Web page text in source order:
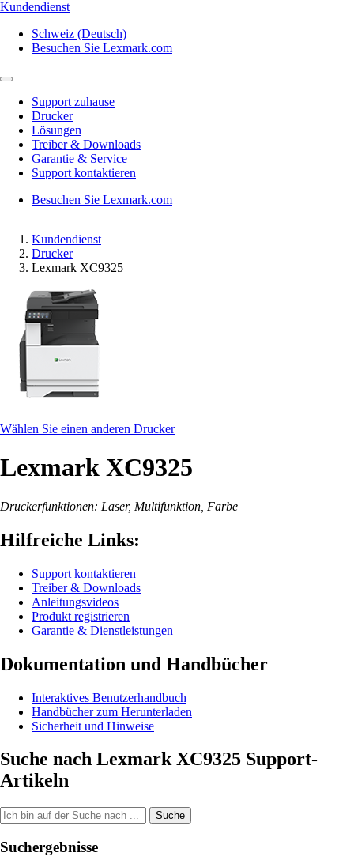
Kundendienst
Schweiz (Deutsch)
Besuchen Sie Lexmark.com
Support zuhause
Drucker
Lösungen
Treiber & Downloads
Garantie & Service
Support kontaktieren
Besuchen Sie Lexmark.com
Kundendienst
Drucker
Lexmark XC9325
Wählen Sie einen anderen Drucker
Lexmark XC9325
Druckerfunktionen: Laser, Multifunktion, Farbe
Hilfreiche Links:
Support kontaktieren
Treiber & Downloads
Anleitungsvideos
Produkt registrieren
Garantie & Dienstleistungen
Dokumentation und Handbücher
Interaktives Benutzerhandbuch
Handbücher zum Herunterladen
Sicherheit und Hinweise
Suche nach Lexmark XC9325 Support-
Artikeln
Suche
Suchergebnisse